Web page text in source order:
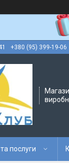
+380 (95) 399-19-06
послуги